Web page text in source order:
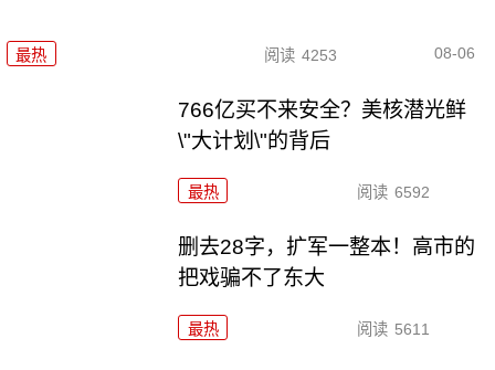
最热 阅读 4253 08-06
766亿买不来安全？美核潜光鲜
\"大计划\"的背后
最热 阅读 6592
删去28字，扩军一整本！高市的
把戏骗不了东大
最热 阅读 5611